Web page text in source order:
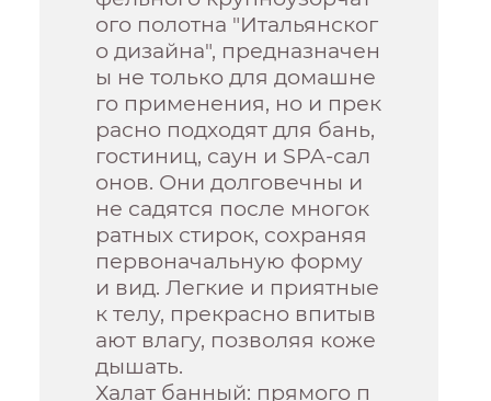
ого полотна "Итальянског
о дизайна", предназначен
ы не только для домашне
го применения, но и прек
расно подходят для бань,
гостиниц, саун и SPA-сал
онов. Они долговечны и
не садятся после многок
ратных стирок, сохраняя
первоначальную форму
и вид. Легкие и приятные
к телу, прекрасно впитыв
ают влагу, позволяя коже
дышать.
Халат банный: прямого п